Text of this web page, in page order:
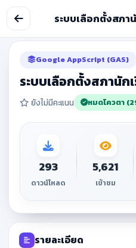
ระบบเลือกตั้งสภา
ฟรีGoogle AppScript (GAS)
ระบบเลือกตั้งสภานัก
ยังไม่มีคะแนน หมดโควตา
293
ดาวน์โหลด
5,621
เข้าชม
รายละเอียด